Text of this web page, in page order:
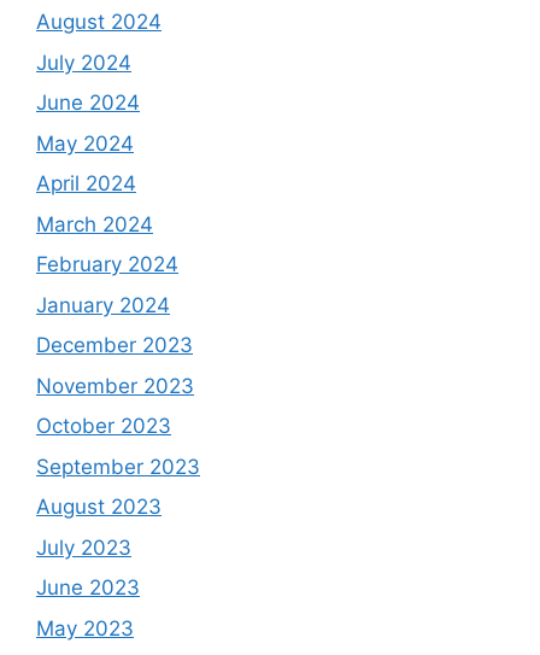
August 2024
July 2024
June 2024
May 2024
April 2024
March 2024
February 2024
January 2024
December 2023
November 2023
October 2023
September 2023
August 2023
July 2023
June 2023
May 2023